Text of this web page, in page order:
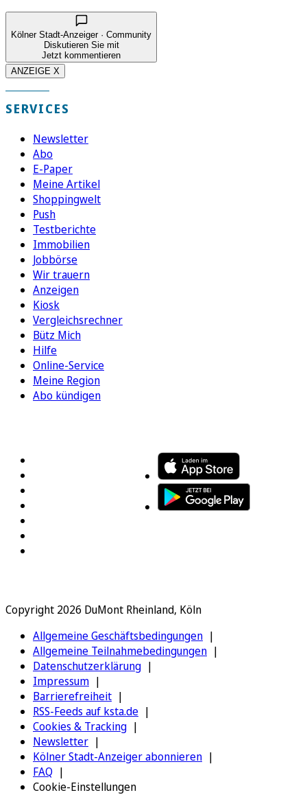
Kölner Stadt-Anzeiger · Community
Diskutieren Sie mit
Jetzt kommentieren
ANZEIGE X
SERVICES
Newsletter
Abo
E-Paper
Meine Artikel
Shoppingwelt
Push
Testberichte
Immobilien
Jobbörse
Wir trauern
Anzeigen
Kiosk
Vergleichsrechner
Bütz Mich
Hilfe
Online-Service
Meine Region
Abo kündigen
Copyright 2026 DuMont Rheinland, Köln
Allgemeine Geschäftsbedingungen
Allgemeine Teilnahmebedingungen
Datenschutzerklärung
Impressum
Barrierefreiheit
RSS-Feeds auf ksta.de
Cookies & Tracking
Newsletter
Kölner Stadt-Anzeiger abonnieren
FAQ
Cookie-Einstellungen